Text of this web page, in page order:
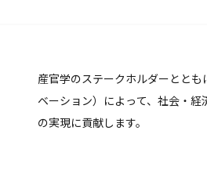
産官学のステークホルダーとと
ベーション）によって、社会・
の実現に貢献します。